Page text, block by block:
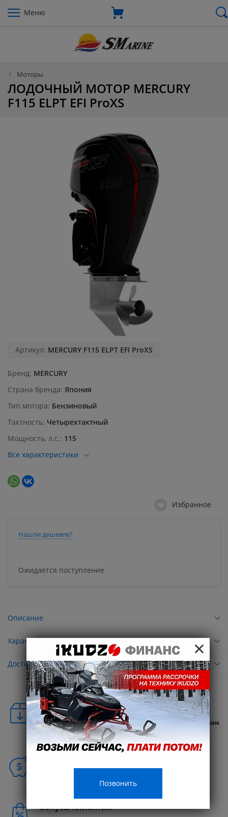
Меню
Моторы
ЛОДОЧНЫЙ МОТОР MERCURY
F115 ELPT EFI ProXS
Артикул: MERCURY F115 ELPT EFI ProXS
Бренд MERCURY
Страна бренда Япония
Тип мотора Бензиновый
Тактность Четырехтактный
Мощность, л.с. 115
Все характеристики
Избранное
Нашли дешевле?
Ожидается поступление
Описание
Характеристики
Доставка
Удобная доставка
Бесплатная доставка в любую точку России и стран
СНГ
Бонусы клиентам
×
Позвонить